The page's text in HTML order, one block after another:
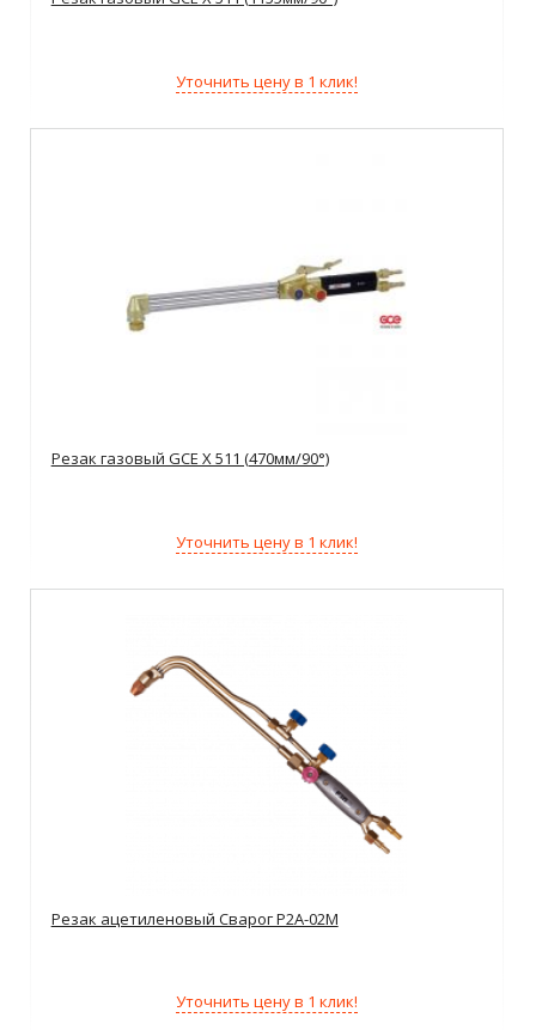
Уточнить цену в 1 клик!
Резак газовый GCE X 511 (470мм/90°)
Уточнить цену в 1 клик!
Резак ацетиленовый Сварог Р2А-02М
Уточнить цену в 1 клик!